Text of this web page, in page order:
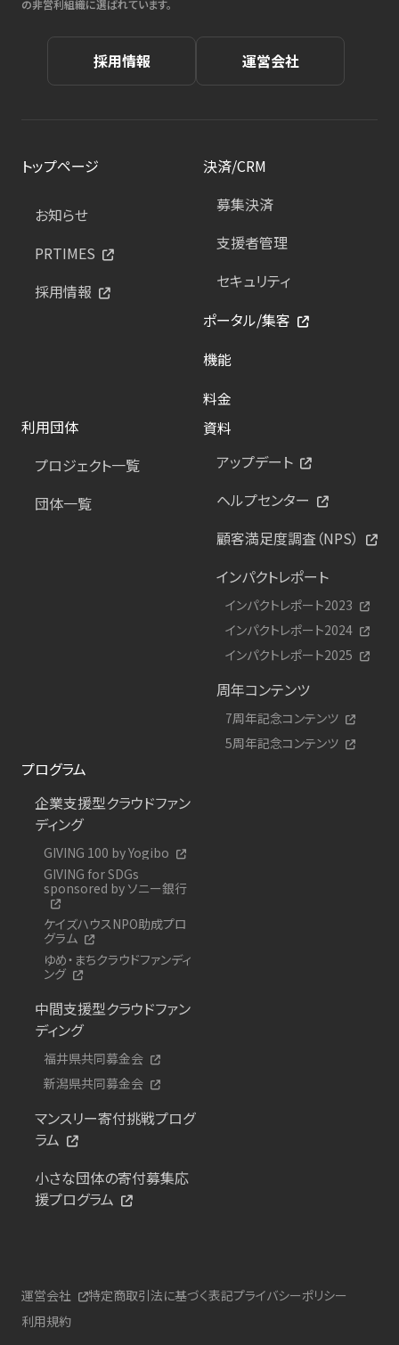
の非営利組織に選ばれています。
採用情報 運営会社
トップページ
お知らせ
PRTIMES
採用情報
決済/CRM
募集決済
支援者管理
セキュリティ
ポータル/集客
機能
料金
利用団体
プロジェクト一覧
団体一覧
資料
アップデート
ヘルプセンター
顧客満足度調査（NPS）
インパクトレポート
インパクトレポート2023
インパクトレポート2024
インパクトレポート2025
周年コンテンツ
7周年記念コンテンツ
5周年記念コンテンツ
プログラム
企業支援型クラウドファン
ディング
GIVING 100 by Yogibo
GIVING for SDGs
sponsored by ソニー銀行
ケイズハウスNPO助成プロ
グラム
ゆめ・まちクラウドファンディ
ング
中間支援型クラウドファン
ディング
福井県共同募金会
新潟県共同募金会
マンスリー寄付挑戦プログ
ラム
小さな団体の寄付募集応
援プログラム
運営会社 特定商取引法に基づく表記プライバシーポリシー
利用規約